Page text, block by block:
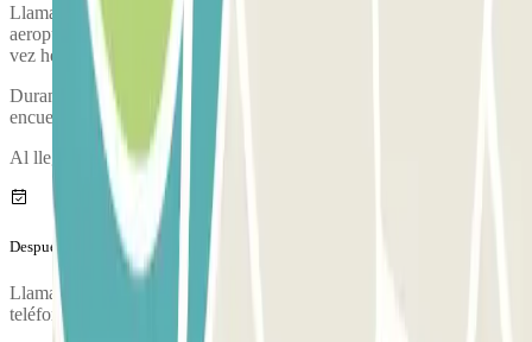
Llama al parking aproximadamente 15 minutos antes de llegar al
aeropuerto. El número de teléfono del parking se proporcionará una
vez hecha la reserva.
Durante la llamada, una persona te confirmará el punto de
encuentro.
Al llegar, se realizará una inspección de tu vehículo.
Después de tu viaje
Llama al parking para solicitar la entrega del vehículo. El número de
teléfono del parking se proporcionará una vez hecha la reserva.